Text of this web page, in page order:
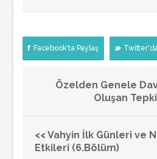
Facebook'ta Paylaş
Özelden Genele
Oluşan
<< Vahyin İlk Günleri ve
Etkileri (6.Bölüm)